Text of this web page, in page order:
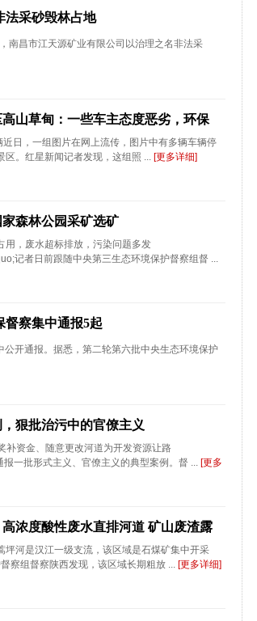
法采砂毁林占地
南昌市江天源矿业有限公司以治理之名非法采
山草甸：一些车主态度恶劣，环保
日，一组图片在网上流传，图片中有多辆车辆停
。红星新闻记者发现，这组照 ... [更多详细]
森林公园采矿选矿
用，废水超标排放，污染问题多发
者日前跟随中央第三生态环境保护督察组督 ...
察集中通报5起
开通报。据悉，第二轮第六批中央生态环境保护
狠批治污中的官僚主义
资金、随意更改河道为开发资源让路
一批形式主义、官僚主义的典型案例。督 ... [更多
浓度酸性废水直排河道 矿山废渣露
河是汉江一级支流，该区域是石煤矿集中开采
察组督察陕西发现，该区域长期粗放 ... [更多详细]